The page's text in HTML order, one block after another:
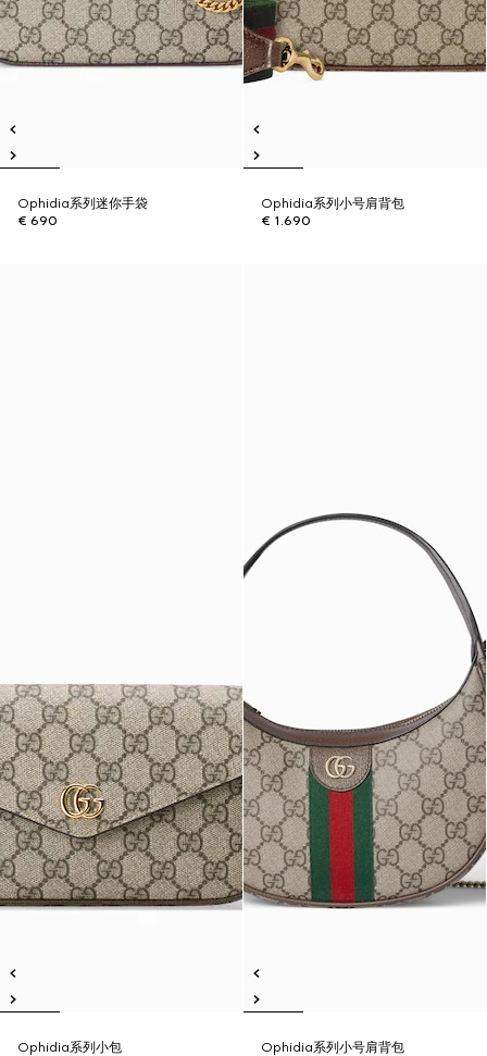
Ophidia系列迷你手袋
€ 690
Ophidia系列小号肩背包
€ 1.690
Ophidia系列小包
Ophidia系列小号肩背包